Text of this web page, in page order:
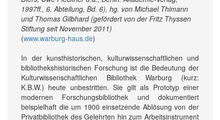
1997ff., 6. Abteilung, Bd. 6), hg. von Michael Thimann
und Thomas Gilbhard (gefördert von der Fritz Thyssen
Stiftung seit November 2011)
(www.warburg-haus.de)
In der kunsthistorischen, kulturwissenschaftlichen und
biblio­theks­­historischen Forschung ist die Bedeutung der
Kulturwissen­schaftlichen Bibliothek Warburg (kurz:
K.B.W.) heute unbestritten. Sie gilt als Prototyp einer
modernen Forschungs­bibliothek und dokumentiert
beispielhaft die um 1900 einsetzende Ablösung von der
Privat­bibliothek des Gelehrten hin zum Arbeits­instrument